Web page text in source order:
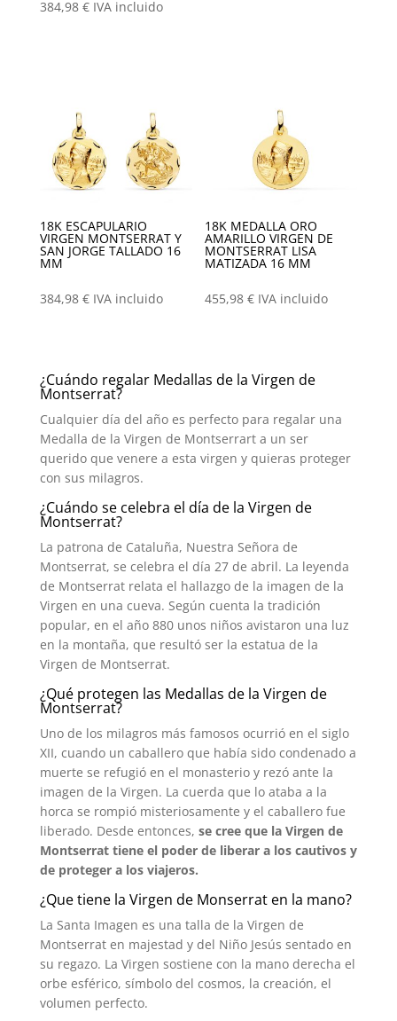
384,98 € IVA incluido
18K ESCAPULARIO
VIRGEN MONTSERRAT Y
SAN JORGE TALLADO 16
MM
384,98 € IVA incluido
18K MEDALLA ORO
AMARILLO VIRGEN DE
MONTSERRAT LISA
MATIZADA 16 MM
455,98€ IVA incluido
¿Cuándo regalar Medallas de la Virgen de
Montserrat?
Cualquier día del año es perfecto para regalar una
Medalla de la Virgen de Montserrart a un ser
querido que venere a esta virgen y quieras proteger
con sus milagros.
¿Cuándo se celebra el día de la Virgen de
Montserrat?
La patrona de Cataluña, Nuestra Señora de
Montserrat, se celebra el día 27 de abril. La leyenda
de Montserrat relata el hallazgo de la imagen de la
Virgen en una cueva. Según cuenta la tradición
popular, en el año 880 unos niños avistaron una luz
en la montaña, que resultó ser la estatua de la
Virgen de Montserrat.
¿Qué protegen las Medallas de la Virgen de
Montserrat?
Uno de los milagros más famosos ocurrió en el siglo
XII, cuando un caballero que había sido condenado a
muerte se refugió en el monasterio y rezó ante la
imagen de la Virgen. La cuerda que lo ataba a la
horca se rompió misteriosamente y el caballero fue
liberado. Desde entonces, se cree que la Virgen de
Montserrat tiene el poder de liberar a los cautivos y
de proteger a los viajeros.
¿Que tiene la Virgen de Monserrat en la mano?
La Santa Imagen es una talla de la Virgen de
Montserrat en majestad y del Niño Jesús sentado en
su regazo. La Virgen sostiene con la mano derecha el
orbe esférico, símbolo del cosmos, la creación, el
volumen perfecto.